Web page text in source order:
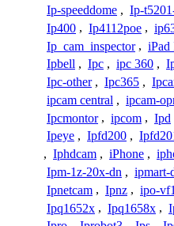
Ip-speeddome , Ip-
Ip400 , Ip4112poe ,
Ip_cam_inspector , iPad
Ipbell , Ipc , ipc 360 ,
Ipc-other , Ipc365 ,
ipcam central , ipcam-
Ipcmontor , ipcom , Ipd
Ipeye , Ipfd200 ,
, Iphdcam , iPhone ,
Ipm-1z-20x-dn , ipmart-
Ipnetcam , Ipnz , ipo-
Ipq1652x , Ipq1658x ,